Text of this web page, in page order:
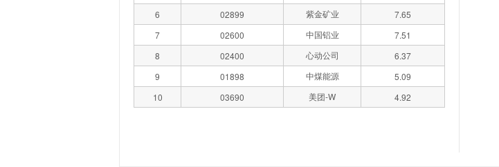
6
02899 紫金矿业
7.65
7
02600 中国铝业
7.51
8
02400 心动公司
6.37
9
01898 中煤能源
5.09
10
03690 美团-W 4.92